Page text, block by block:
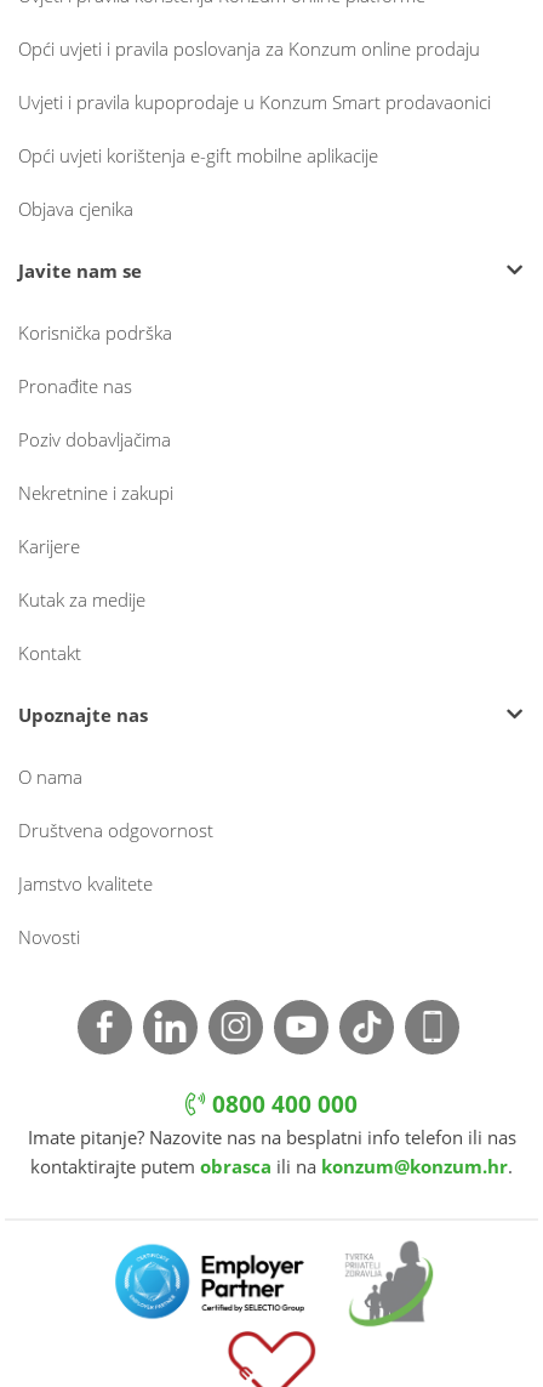
Opći uvjeti i pravila poslovanja za Konzum online prodaju
Uvjeti i pravila kupoprodaje u Konzum Smart prodavaonici
Opći uvjeti korištenja e-gift mobilne aplikacije
Objava cjenika
Javite nam se
Korisnička podrška
Pronađite nas
Poziv dobavljačima
Nekretnine i zakupi
Karijere
Kutak za medije
Kontakt
Upoznajte nas
O nama
Društvena odgovornost
Jamstvo kvalitete
Novosti
0800 400 000
Imate pitanje? Nazovite nas na besplatni info telefon ili nas
kontaktirajte putem obrasca ili na konzum@konzum.hr.